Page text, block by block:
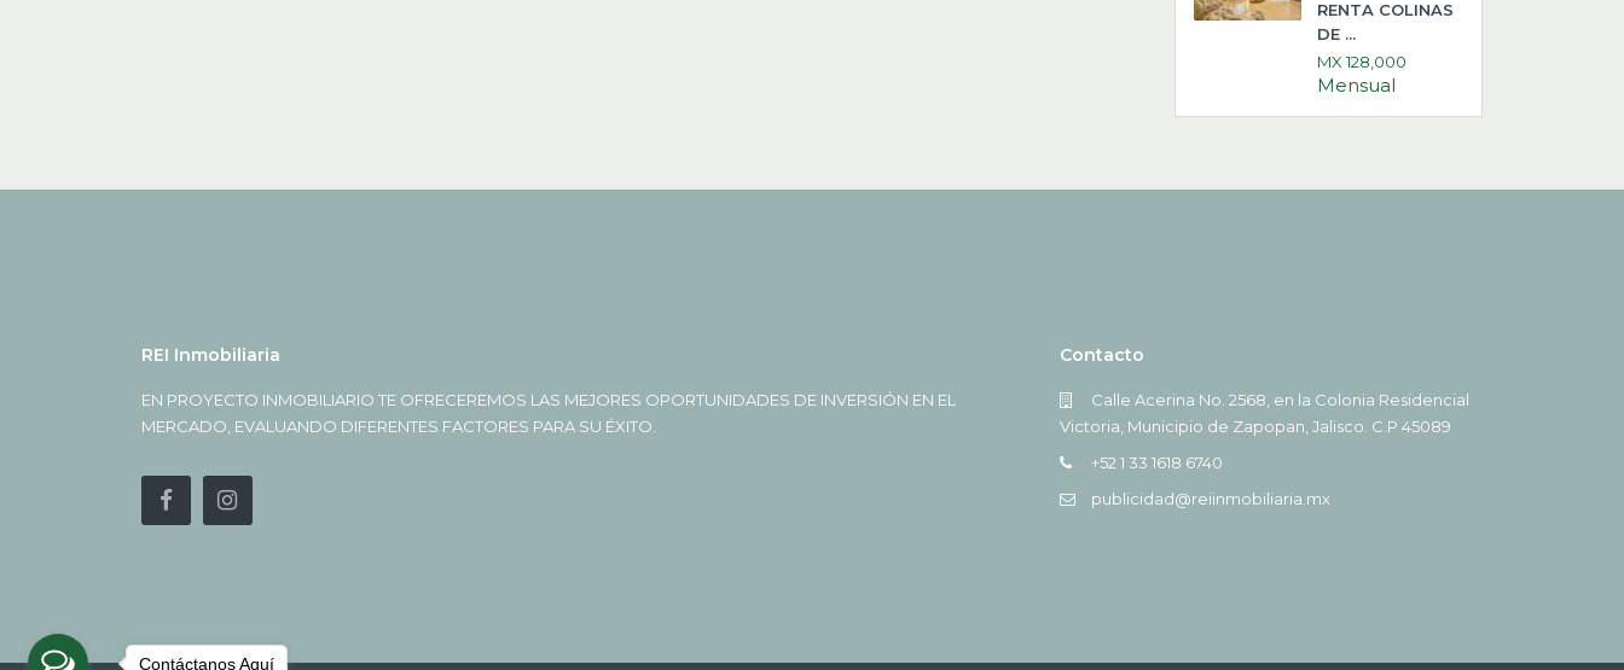
RENTA COLINAS
DE ...
MX 128,000
Mensual
REI Inmobiliaria
EN PROYECTO INMOBILIARIO TE OFRECEREMOS LAS MEJORES OPORTUNIDADES DE INVERSIÓN EN EL
MERCADO, EVALUANDO DIFERENTES FACTORES PARA SU ÉXITO.
Contacto
Calle Acerina No. 2568, en la Colonia Residencial
Victoria, Municipio de Zapopan, Jalisco. C.P 45089
+52 1 33 1618 6740
publicidad@reiinmobiliaria.mx
Contáctanos Aquí